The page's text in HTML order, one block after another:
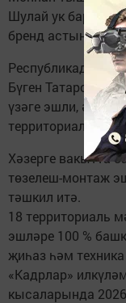
Шулай ук барлык
бренд астында
Республикада
Бүген
үзәге эшли, ә
территориаль
Хәзерге вакытта
төзелеш-монтаж
тәшкил итә.
18 территориаль
эшләре 100 %
җиһаз һәм техника
«Кадрлар»
кысаларында